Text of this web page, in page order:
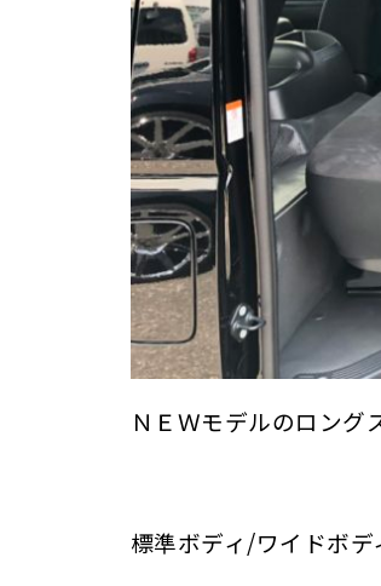
ＮＥＷモデルのロン
標準ボディ/ワイドボデ